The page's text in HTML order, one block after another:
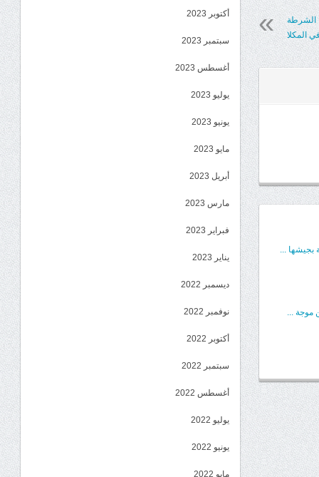
الشرطة
المكلا
بجيشها ...
موجة ...
أكتوبر 2023
سبتمبر 2023
أغسطس 2023
يوليو 2023
يونيو 2023
مايو 2023
أبريل 2023
مارس 2023
فبراير 2023
يناير 2023
ديسمبر 2022
نوفمبر 2022
أكتوبر 2022
سبتمبر 2022
أغسطس 2022
يوليو 2022
يونيو 2022
مايو 2022